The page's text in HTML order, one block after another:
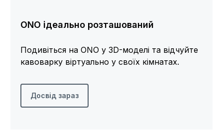
ONO ідеально розташований
Подивіться на ONO у 3D-моделі та відчуйте
кавоварку віртуально у своїх кімнатах.
Досвід зараз